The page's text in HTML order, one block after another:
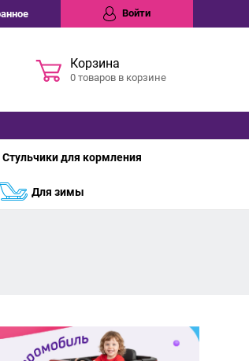
Войти
Корзина
0 товаров в корзине
Стульчики для кормления
Для зимы